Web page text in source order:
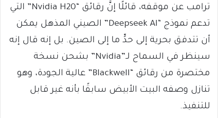
ترامب عن موقفه، قائلًا إنَّ رقائق “Nvidia H20” التي
تدعم نموذج “Deepseek AI” الصيني المذهل يمكن
أن تتدفق بحرية إلى حدٍّ ما إلى الصين. بل إنه قال إنه
سينظر في السماح لـ”Nvidia” بشحن نسخة
مختصرة من رقائق “Blackwell” عالية الجودة، وهو
تنازل وصفه البيت الأبيض سابقًا بأنه غير قابل
للتنفيذ.